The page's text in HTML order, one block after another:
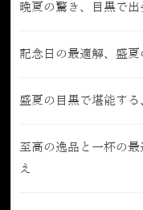
晩夏の驚き、目黒で
記念日の最適解、盛
盛夏の目黒で堪能す
至高の逸品と一杯の
え